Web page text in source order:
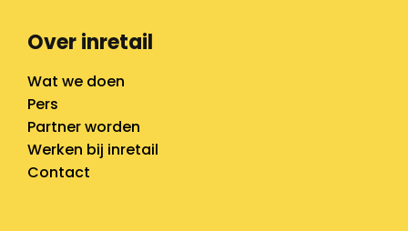
Over inretail
Wat we doen
Pers
Partner worden
Werken bij inretail
Contact